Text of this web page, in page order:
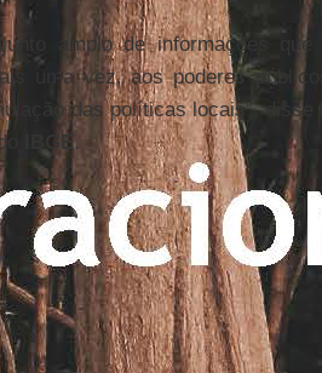
amplo de informações
uma vez, aos poderes
das políticas locais”, disse
IBGE.